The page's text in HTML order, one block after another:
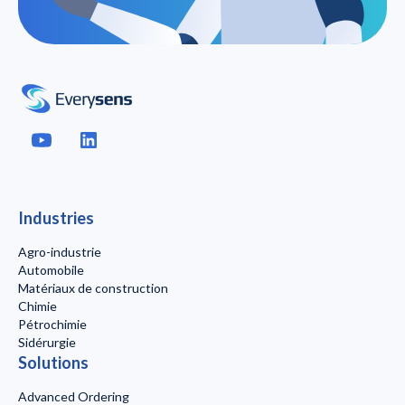
Industries
Agro-industrie
Automobile
Matériaux de construction
Chimie
Pétrochimie
Sidérurgie
Solutions
Advanced Ordering